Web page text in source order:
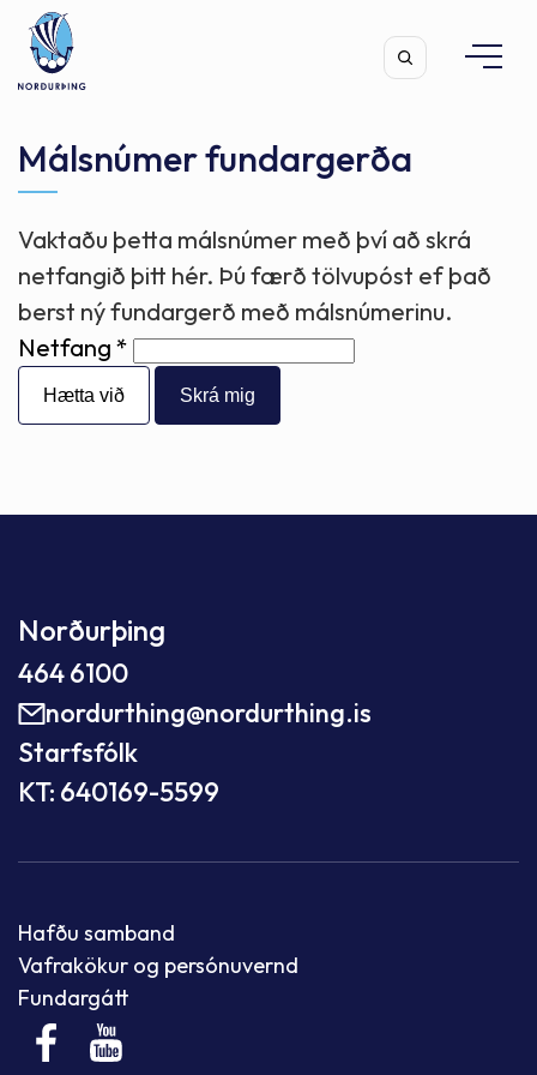
Leita
Málsnúmer fundargerða
Vaktaðu þetta málsnúmer með því að skrá
netfangið þitt hér. Þú færð tölvupóst ef það
berst ný fundargerð með málsnúmerinu.
Netfang
Hætta við
Norðurþing
464 6100
nordurthing@nordurthing.is
Starfsfólk
KT: 640169-5599
Hafðu samband
Vafrakökur og persónuvernd
Fundargátt